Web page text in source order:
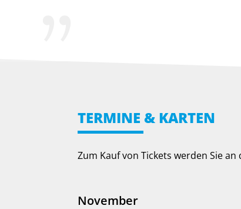
TERMINE & KARTEN
Zum Kauf von Tickets werden Sie
November